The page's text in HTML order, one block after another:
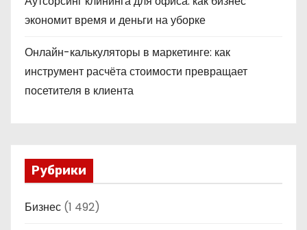
экономит время и деньги на уборке
Онлайн-калькуляторы в маркетинге: как
инструмент расчёта стоимости превращает
посетителя в клиента
Рубрики
Бизнес (1 492)